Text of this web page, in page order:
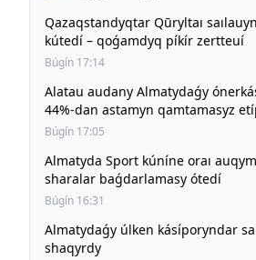
Qazaqstandyqtar Qūryltaı
kútedí – qoǵamdyq píkír zertteuí
Búgín 17:14
Alatau audany Almatydaǵy
44%-dan astamyn qamtamasyz
Búgín 17:05
Almatyda Sport kúníne oraı
sharalar baǵdarlamasy ótedí
Búgín 16:31
Almatydaǵy úlken kásíporyndar
shaqyrdy